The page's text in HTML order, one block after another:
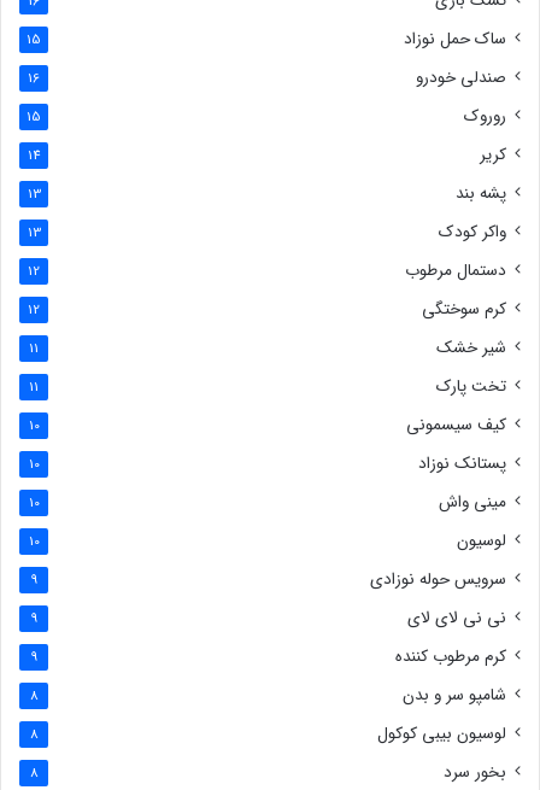
ساک حمل نوزاد 15
صندلی خودرو 16
روروک 15
کریر 14
پشه بند 13
واکر کودک 13
دستمال مرطوب 12
کرم سوختگی 12
شیر خشک 11
تخت پارک 11
کیف سیسمونی 10
پستانک نوزاد 10
مینی واش 10
لوسیون 10
سرویس حوله نوزادی 9
نی نی لای لای 9
کرم مرطوب کننده 9
شامپو سر و بدن 8
لوسیون بیبی کوکول 8
بخور سرد 8